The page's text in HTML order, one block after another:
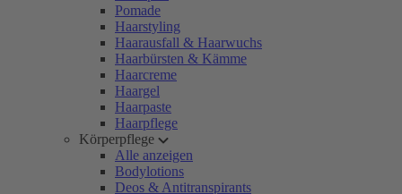
Pomade
Haarstyling
Haarausfall & Haarwuchs
Haarbürsten & Kämme
Haarcreme
Haargel
Haarpaste
Haarpflege
Körperpflege
Alle anzeigen
Bodylotions
Deos & Antitranspirants